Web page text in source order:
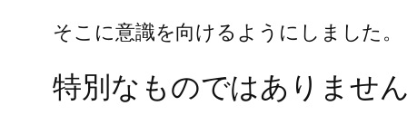
そこに意識を向けるようにしました。
特別なものではありませ